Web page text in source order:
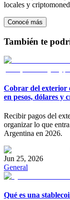
locales y
Conocé más
También te
Cobrar del exterior
en pesos, dólares y
Recibir pagos del
organizar lo que
Argentina en 2026.
Jun 25, 2026
General
Qué es una